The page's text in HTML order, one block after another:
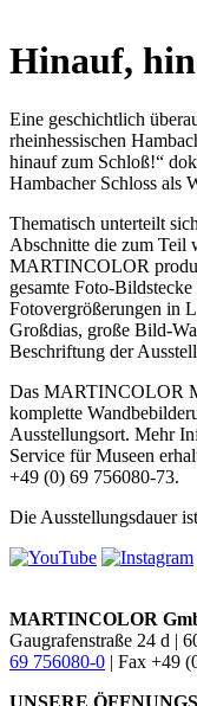
Hinauf,
Eine geschichtlich
rheinhessischen
hinauf zum Schloß!“
Hambacher Schloss als
Thematisch unterteilt
Abschnitte die zum Teil
MARTINCOLOR
gesamte Foto-
Fotovergrößerungen in
Großdias, große Bild-
Beschriftung der
Das MARTINCOLOR
komplette
Ausstellungsort. Mehr
Service für Museen
+49 (0) 69 756080-73.
Die Ausstellungsdauer
MARTINCOLOR
Gaugrafenstraße 24 d |
69 756080-0 | Fax +49
UNSERE